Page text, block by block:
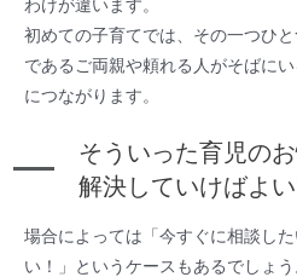
わけが違います。
初めての子育てでは、その一つひ
であるご両親や頼れる人がそばに
につながります。
そういった育児の
解決していけばよ
場合によっては「今すぐに相談し
い！」というケースもあるでしょう